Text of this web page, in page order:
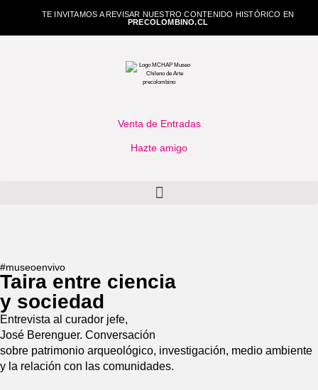
TE INVITAMOS A REVISAR NUESTRO CONTENIDO HISTÓRICO EN
PRECOLOMBINO.CL
Venta de Entradas
Hazte amigo
#museoenvivo
Taira entre ciencia
y sociedad
Entrevista al curador jefe,
José Berenguer. Conversación
sobre patrimonio arqueológico, investigación, medio ambiente
y la relación con las comunidades.